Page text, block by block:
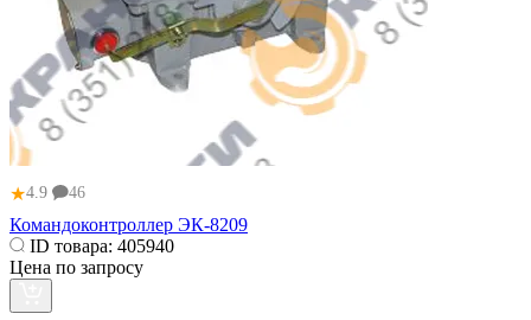
★4.9 46
Командоконтроллер ЭК-8209
ID товара: 405940
Цена по запросу